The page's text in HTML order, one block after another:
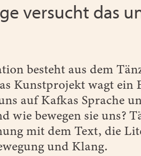
versucht das
besteht aus dem
Kunstprojekt wagt ein
auf Kafkas Sprache
wie bewegen sie
mit dem Text, die
und Klang.